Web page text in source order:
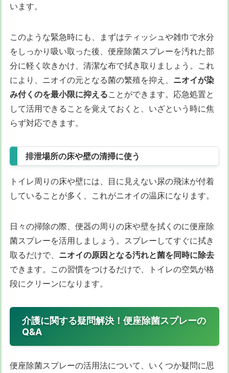
います。
このような緊急時にも、まずはティッシュや雑巾で水分
をしっかり吸い取った後、便座除菌スプレーを汚れた部
分に軽く吹きかけ、清潔な布で拭き取りましょう。これ
により、ニオイの元となる菌の繁殖を抑え、 ニオイが染
み付くのを最小限に抑えることができます。応急処置と
して活用できることを覚えておくと、いざという時に焦
らず対応できます。
排泄場所の床や壁の清掃に使う
トイレ周りの床や壁には、目に見えない尿の飛沫が付着
していることが多く、これがニオイの温床になります。
日々の掃除の際、便器の周りの床や壁を拭くのに便座除
菌スプレーを活用しましょう。スプレーしてすぐに拭き
取るだけで、 ニオイの原因となる汚れと菌を同時に除去
できます。この習慣をつけるだけで、トイレの空気が格
段にクリーンになります。
介護に関する疑問解決！便座除菌スプレーの
Q&A
便座除菌スプレーの活用法について、いくつか疑問に思